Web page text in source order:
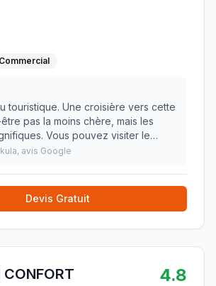
Commercial
touristique. Une croisière vers cette
pas la moins chère, mais les
Vous pouvez visiter le
sur les rochers ou visiter l'île
, avis Google
Devis Gratuit
CONFORT 4.8